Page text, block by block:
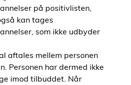
på positivlisten,
kan tages
som ikke udbyder
aftales mellem personen
Personen har dermed ikke
imod tilbuddet. Når